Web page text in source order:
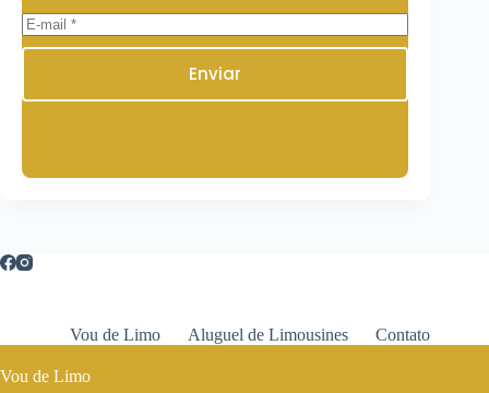
Enviar
Vou de Limo Aluguel de Limousines Contato
Vou de Limo